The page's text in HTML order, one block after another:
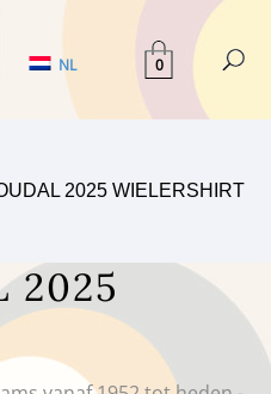
NL 0
2025 WIELERSHIRT
2025